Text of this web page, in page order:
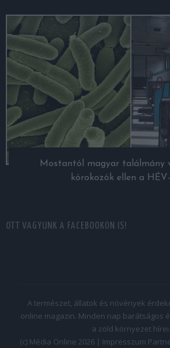
Mostantól magyar találmány
kórokozók ellen a
OTT VAGYUNK A FACEBOOKON IS!
A természet, állatok és növények
online magazin. Minden nap barátságos
a zöld környezet hírei.
(c) Média Online 2026 | Impresszum